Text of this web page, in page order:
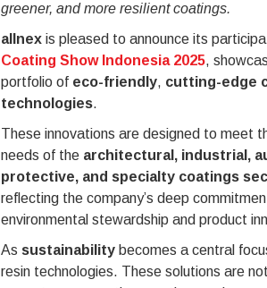
greener, and more resilient coatings.
allnexis pleased to announce its
Coating Show Indonesia 2025,
portfolio of eco-friendly, cutting-edge
technologies.
These innovations are designed to meet
needs of the architectural, industrial,
protective, and specialty coatings
reflecting the company’s deep
environmental stewardship and product
As sustainabilitybecomes a central
resin technologies. These solutions are